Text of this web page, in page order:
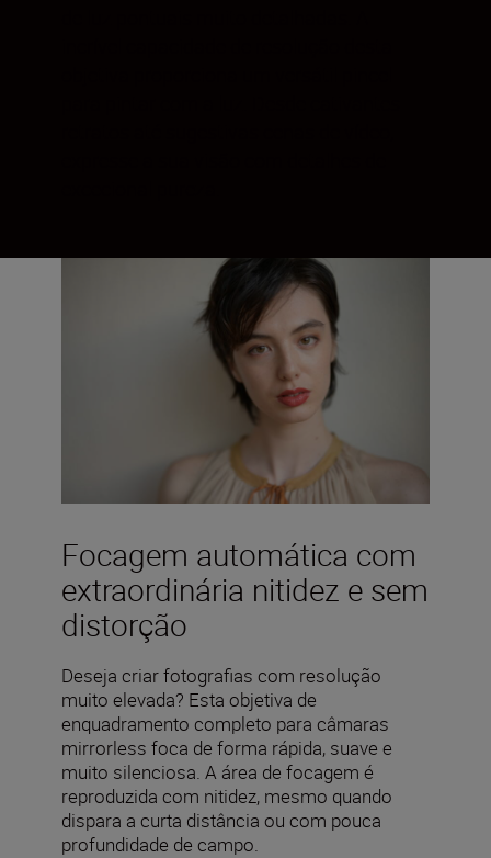
Focagem automática com
extraordinária nitidez e sem
distorção
Deseja criar fotografias com resolução
muito elevada? Esta objetiva de
enquadramento completo para câmaras
mirrorless foca de forma rápida, suave e
muito silenciosa. A área de focagem é
reproduzida com nitidez, mesmo quando
dispara a curta distância ou com pouca
profundidade de campo.